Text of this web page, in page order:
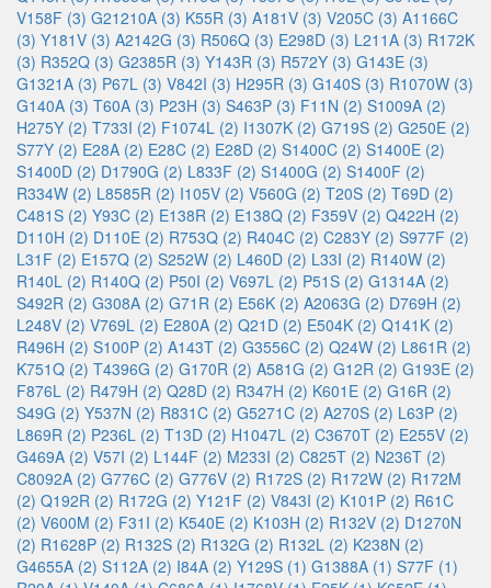
V158F (3) G21210A (3) K55R (3) A181V (3) V205C (3) A1166C
(3) Y181V (3) A2142G (3) R506Q (3) E298D (3) L211A (3) R172K
(3) R352Q (3) G2385R (3) Y143R (3) R572Y (3) G143E (3)
G1321A (3) P67L (3) V842I (3) H295R (3) G140S (3) R1070W (3)
G140A (3) T60A (3) P23H (3) S463P (3) F11N (2) S1009A (2)
H275Y (2) T733I (2) F1074L (2) I1307K (2) G719S (2) G250E (2)
S77Y (2) E28A (2) E28C (2) E28D (2) S1400C (2) S1400E (2)
S1400D (2) D1790G (2) L833F (2) S1400G (2) S1400F (2)
R334W (2) L8585R (2) I105V (2) V560G (2) T20S (2) T69D (2)
C481S (2) Y93C (2) E138R (2) E138Q (2) F359V (2) Q422H (2)
D110H (2) D110E (2) R753Q (2) R404C (2) C283Y (2) S977F (2)
L31F (2) E157Q (2) S252W (2) L460D (2) L33I (2) R140W (2)
R140L (2) R140Q (2) P50I (2) V697L (2) P51S (2) G1314A (2)
S492R (2) G308A (2) G71R (2) E56K (2) A2063G (2) D769H (2)
L248V (2) V769L (2) E280A (2) Q21D (2) E504K (2) Q141K (2)
R496H (2) S100P (2) A143T (2) G3556C (2) Q24W (2) L861R (2)
K751Q (2) T4396G (2) G170R (2) A581G (2) G12R (2) G193E (2)
F876L (2) R479H (2) Q28D (2) R347H (2) K601E (2) G16R (2)
S49G (2) Y537N (2) R831C (2) G5271C (2) A270S (2) L63P (2)
L869R (2) P236L (2) T13D (2) H1047L (2) C3670T (2) E255V (2)
G469A (2) V57I (2) L144F (2) M233I (2) C825T (2) N236T (2)
C8092A (2) G776C (2) G776V (2) R172S (2) R172W (2) R172M
(2) Q192R (2) R172G (2) Y121F (2) V843I (2) K101P (2) R61C
(2) V600M (2) F31I (2) K540E (2) K103H (2) R132V (2) D1270N
(2) R1628P (2) R132S (2) R132G (2) R132L (2) K238N (2)
G4655A (2) S112A (2) I84A (2) Y129S (1) G1388A (1) S77F (1)